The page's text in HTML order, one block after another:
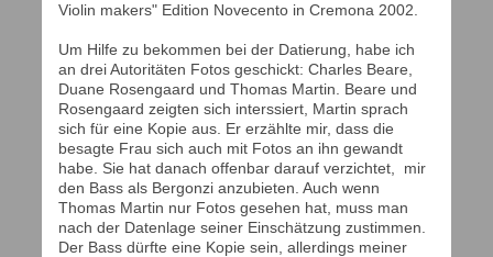
Violin makers" Edition Novecento in Cremona 2002.
Um Hilfe zu bekommen bei der Datierung, habe ich
an drei Autoritäten Fotos geschickt: Charles Beare,
Duane Rosengaard und Thomas Martin. Beare und
Rosengaard zeigten sich interssiert, Martin sprach
sich für eine Kopie aus. Er erzählte mir, dass die
besagte Frau sich auch mit Fotos an ihn gewandt
habe. Sie hat danach offenbar darauf verzichtet, mir
den Bass als Bergonzi anzubieten. Auch wenn
Thomas Martin nur Fotos gesehen hat, muss man
nach der Datenlage seiner Einschätzung zustimmen.
Der Bass dürfte eine Kopie sein, allerdings meiner